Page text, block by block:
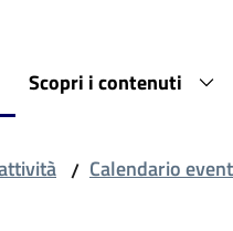
Scopri i contenuti
/ Calendario